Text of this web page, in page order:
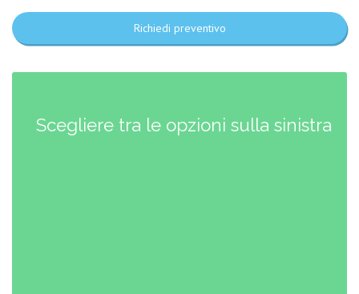
Richiedi preventivo
Scegliere tra le opzioni sulla sinistra